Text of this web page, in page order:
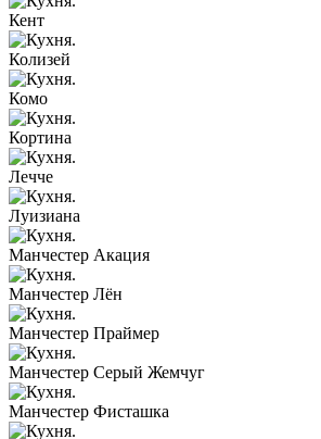
Кент
Колизей
Комо
Кортина
Лечче
Луизиана
Манчестер Акация
Манчестер Лён
Манчестер Праймер
Манчестер Серый Жемчуг
Манчестер Фисташка